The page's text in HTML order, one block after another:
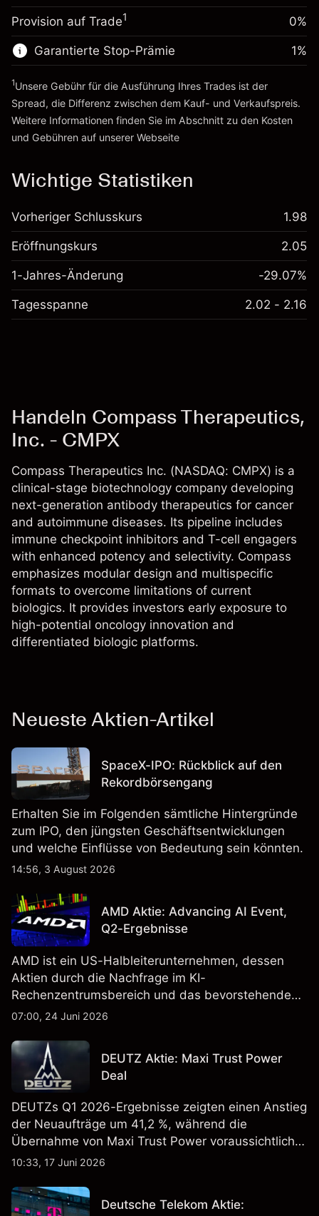
Zur Plattform
Positionsgröße mit Hebelwirkung
~$2,000.00
Geld aus Hebelwirkung ~
Zur Plattform
Provision auf Trade1 0%
Garantierte Stop-Prämie 1%
1Unsere Gebühr für die Ausführung Ihres Trades ist der
Spread, die Differenz zwischen dem Kauf- und Verkaufspreis.
Weitere Informationen finden Sie im Abschnitt zu den Kosten
und Gebühren auf unserer Webseite
Wichtige Statistiken
Vorheriger Schlusskurs 1.98
Eröffnungskurs 2.05
1-Jahres-Änderung -29.07%
Tagesspanne 2.02 - 2.16
Handeln Compass Therapeutics,
Inc. - CMPX
Compass Therapeutics Inc. (NASDAQ: CMPX) is a
clinical-stage biotechnology company developing
next-generation antibody therapeutics for cancer
and autoimmune diseases. Its pipeline includes
immune checkpoint inhibitors and T-cell engagers
with enhanced potency and selectivity. Compass
emphasizes modular design and multispecific
formats to overcome limitations of current
biologics. It provides investors early exposure to
high-potential oncology innovation and
differentiated biologic platforms.
Neueste Aktien-Artikel
SpaceX-IPO: Rückblick auf den
Rekordbörsengang
Erhalten Sie im Folgenden sämtliche Hintergründe
zum IPO, den jüngsten Geschäftsentwicklungen
und welche Einflüsse von Bedeutung sein könnten.
14:56, 3 August 2026
AMD Aktie: Advancing AI Event,
Q2-Ergebnisse
AMD ist ein US-Halbleiterunternehmen, dessen
Aktien durch die Nachfrage im KI-
Rechenzentrumsbereich und das bevorstehende
„Advancing AI 2026"-Event im Juli Aufmerksamkeit
Vergangenheit ist kein verlässlicher Indikator für
zukünftige Ergebnisse.
07:00, 24 Juni 2026
DEUTZ Aktie: Maxi Trust Power
Deal
DEUTZs Q1 2026-Ergebnisse zeigten einen Anstieg
der Neuaufträge um 41,2 %, während die
Übernahme von Maxi Trust Power voraussichtlich
40 Mio. € zum Umsatz von DEUTZ Energy
Vergangenheit ist kein verlässlicher Indikator für
zukünftige Ergebnisse.
10:33, 17 Juni 2026
Deutsche Telekom Aktie: